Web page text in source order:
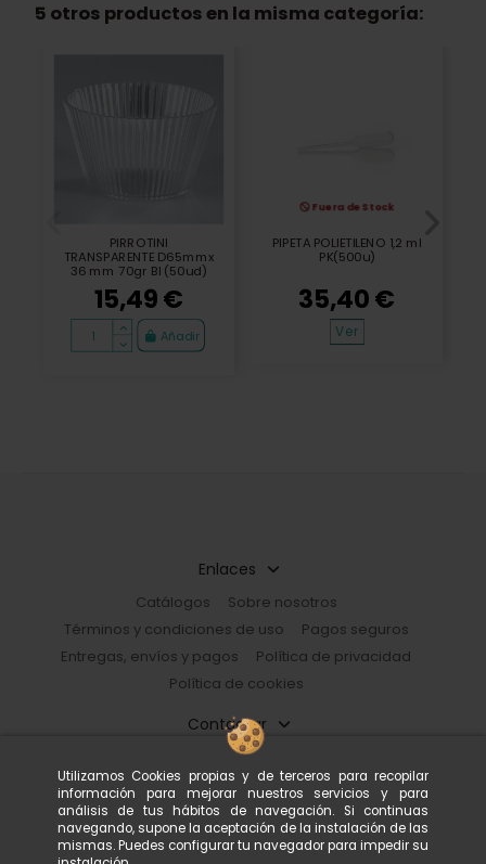
Utilizamos Cookies propias y de terceros para recopilar
información para mejorar nuestros servicios y para
análisis de tus hábitos de navegación. Si continuas
navegando, supone la aceptación de la instalación de las
mismas. Puedes configurar tu navegador para impedir su
5 otros productos en la misma categoría:
PIRROTINI
TRANSPARENTE D65mmx
36 mm 70gr Bl (50ud)
15,49 €
Añadir
Fuera de Stock
PIPETA POLIETILENO 1,2 ml
PK(500u)
35,40 €
Ver
Enlaces
Catálogos
Sobre nosotros
Términos y condiciones de uso
Pagos seguros
Entregas, envíos y pagos
Política de privacidad
Política de cookies
Contactar
Restorhome
Paseo de Guayaquil, 39 |08030 Barcelona, España
933 602 600
tienda@restorhome.es